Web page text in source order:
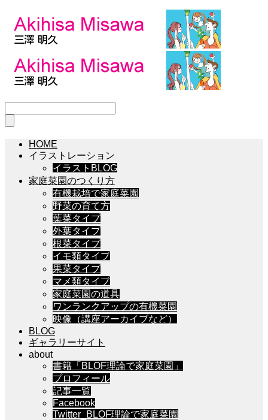
HOME
イラストレーション
イラストBLOG
家庭菜園のつくり方
有機栽培で家庭菜園
野菜の育て方
葉菜タイプ
外葉タイプ
根菜タイプ
イモ類タイプ
果菜タイプ
マメ類タイプ
家庭菜園の道具
ワンランクアップの有機菜園
映像（講座アーカイブなど）
BLOG
ギャラリーサイト
about
書籍「BLOF理論で家庭菜園」
プロフィール
記事一覧
Facebook
Twitter_BLOF理論で家庭菜園